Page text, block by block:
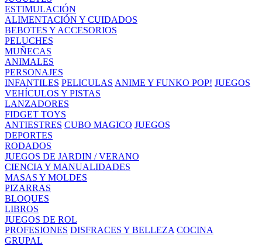
ESTIMULACIÓN
ALIMENTACIÓN Y CUIDADOS
BEBOTES Y ACCESORIOS
PELUCHES
MUÑECAS
ANIMALES
PERSONAJES
INFANTILES PELICULAS ANIME Y FUNKO POP! JUEGOS
VEHÍCULOS Y PISTAS
LANZADORES
FIDGET TOYS
ANTIESTRES CUBO MAGICO JUEGOS
DEPORTES
RODADOS
JUEGOS DE JARDIN / VERANO
CIENCIA Y MANUALIDADES
MASAS Y MOLDES
PIZARRAS
BLOQUES
LIBROS
JUEGOS DE ROL
PROFESIONES DISFRACES Y BELLEZA COCINA
GRUPAL